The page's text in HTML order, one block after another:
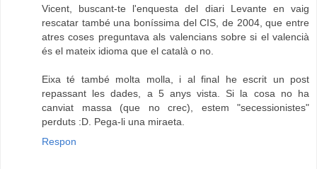
Vicent, buscant-te l'enquesta del diari Levante en vaig
rescatar també una boníssima del CIS, de 2004, que entre
atres coses preguntava als valencians sobre si el valencià
és el mateix idioma que el català o no.
Eixa té també molta molla, i al final he escrit un post
repassant les dades, a 5 anys vista. Si la cosa no ha
canviat massa (que no crec), estem "secessionistes"
perduts :D. Pega-li una miraeta.
Respon